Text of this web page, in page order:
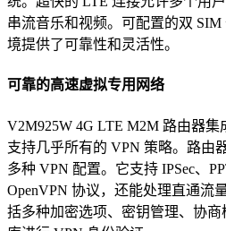
串流音乐和视频。可配置的双
境提供了可靠性和灵活性。
可靠的高速虚拟专用网络
V2M925W 4G LTE M2M 路由器
支持几乎所有的 VPN 策略。路由
多种 VPN 配置。它支持 IPSec、
OpenVPN 协议，还能处理直通流
括多种加密选项、密钥管理、协